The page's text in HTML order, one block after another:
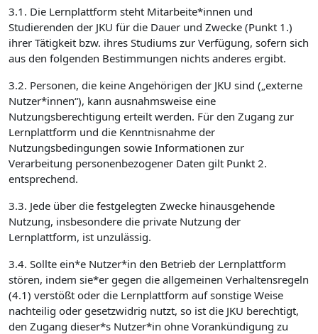
3.1. Die Lernplattform steht Mitarbeite*innen und
Studierenden der JKU für die Dauer und Zwecke (Punkt 1.)
ihrer Tätigkeit bzw. ihres Studiums zur Verfügung, sofern sich
aus den folgenden Bestimmungen nichts anderes ergibt.
3.2. Personen, die keine Angehörigen der JKU sind („externe
Nutzer*innen“), kann ausnahmsweise eine
Nutzungsberechtigung erteilt werden. Für den Zugang zur
Lernplattform und die Kenntnisnahme der
Nutzungsbedingungen sowie Informationen zur
Verarbeitung personenbezogener Daten gilt Punkt 2.
entsprechend.
3.3. Jede über die festgelegten Zwecke hinausgehende
Nutzung, insbesondere die private Nutzung der
Lernplattform, ist unzulässig.
3.4. Sollte ein*e Nutzer*in den Betrieb der Lernplattform
stören, indem sie*er gegen die allgemeinen Verhaltensregeln
(4.1) verstößt oder die Lernplattform auf sonstige Weise
nachteilig oder gesetzwidrig nutzt, so ist die JKU berechtigt,
den Zugang dieser*s Nutzer*in ohne Vorankündigung zu